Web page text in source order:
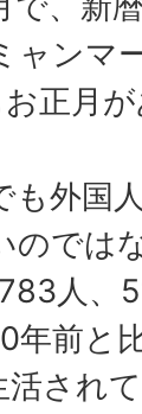
ャンマ
正月
も外国
のでは
人、
年前と
されて